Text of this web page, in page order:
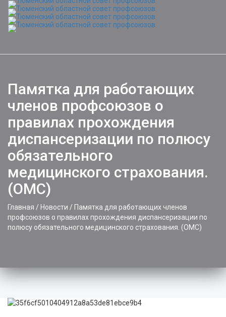
Памятка для работающих
членов профсоюзов о
правилах прохождения
диспансеризации по полюсу
обязательного
медицинского страхования.
(ОМС)
Главная / Новости / Памятка для работающих членов
профсоюзов о правилах прохождения диспансеризации по
полюсу обязательного медицинского страхования. (ОМС)